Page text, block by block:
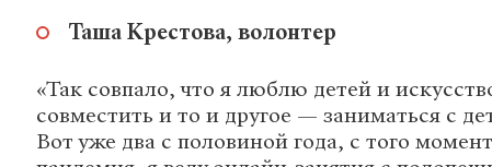
Таша Крестова, волонтер
«Так совпало, что я люблю детей и
совместить и то и другое — заниматься с
Вот уже два с половиной года, с того